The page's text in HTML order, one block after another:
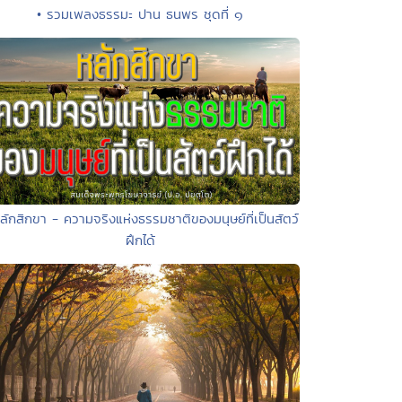
• รวมเพลงธรรมะ ปาน ธนพร ชุดที่ ๑
กสิกขา - ความจริงแห่งธรรมชาติของมนุษย์ที่เป็นสัตว์
ฝึกได้